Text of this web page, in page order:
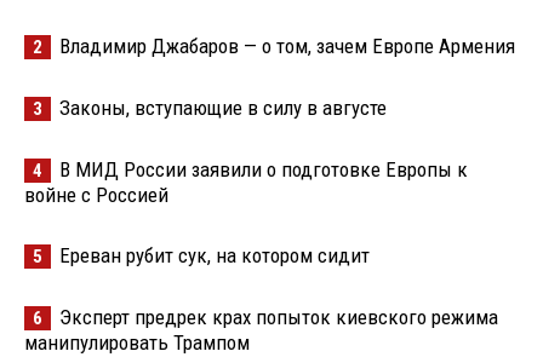
2 Владимир Джабаров — о том, зачем Европе Армения
3 Законы, вступающие в силу в августе
4
В МИД России заявили о подготовке Европы к
войне с Россией
5 Ереван рубит сук, на котором сидит
6
Эксперт предрек крах попыток киевского режима
манипулировать Трампом